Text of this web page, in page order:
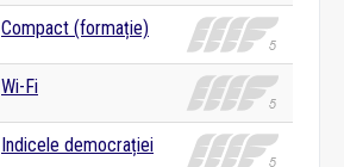
Compact (formație)
Wi-Fi
Indicele democrației